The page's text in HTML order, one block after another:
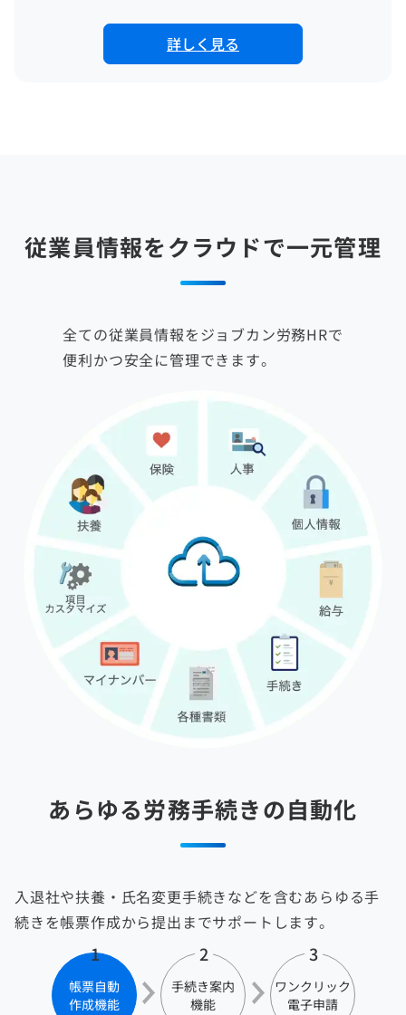
詳しく見る
従業員情報をクラウドで一元管理
全ての従業員情報をジョブカン労務HRで
便利かつ安全に管理できます。
あらゆる労務手続きの自動化
入退社や扶養・氏名変更手続きなどを含むあらゆる手
続きを帳票作成から提出までサポートします。
1
帳票自動
作成機能
2
手続き案内
機能
3
ワンクリック
電子申請